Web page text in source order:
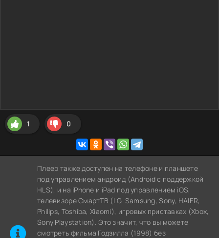
1 0
Плеер также доступен на телефоне и планшете
под управлением андроид (Android с поддержкой
HLS), и на iPhone и iPad под управлением iOS,
телевизоре СмартТВ (LG, Samsung, Sony, HAIER,
Philips, Toshiba, Xiaomi), игровых приставках (Xbox,
Sony Playstation). Это значит, что вы можете
cмотреть фильма Годзилла (1998) без